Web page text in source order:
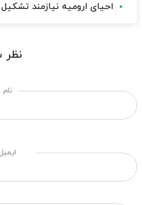
احیای ارومیه نیازمند
نظر
نام
ایمیل